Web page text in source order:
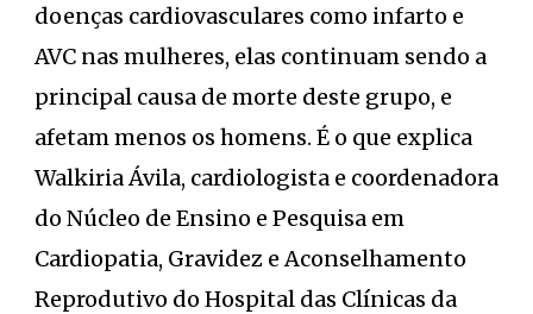
doenças cardiovasculares como infarto e
AVC nas mulheres, elas continuam sendo a
principal causa de morte deste grupo, e
afetam menos os homens. É o que explica
Walkiria Ávila, cardiologista e coordenadora
do Núcleo de Ensino e Pesquisa em
Cardiopatia, Gravidez e Aconselhamento
Reprodutivo do Hospital das Clínicas da